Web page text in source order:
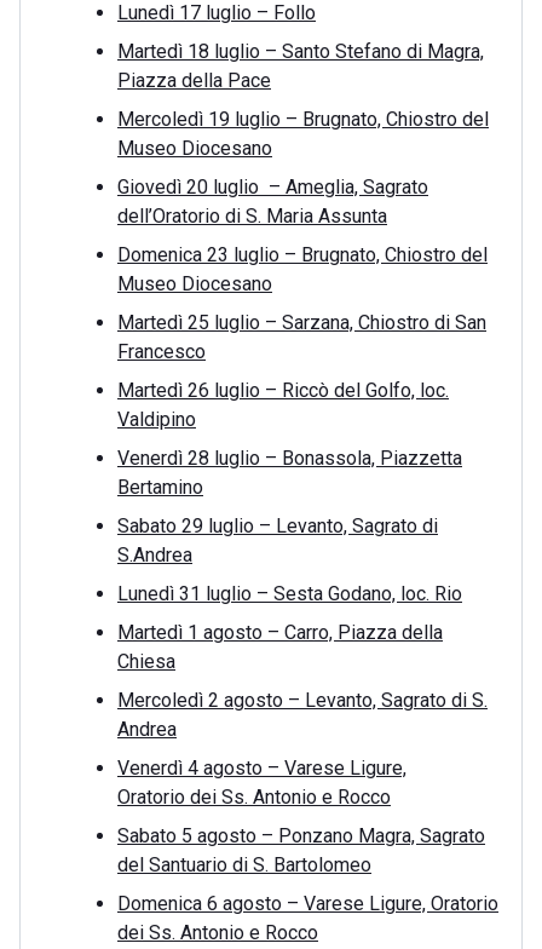
Lunedì 17 luglio – Follo
Martedì 18 luglio – Santo Stefano di Magra,
Piazza della Pace
Mercoledì 19 luglio – Brugnato, Chiostro del
Museo Diocesano
Giovedì 20 luglio – Ameglia, Sagrato
dell’Oratorio di S. Maria Assunta
Domenica 23 luglio – Brugnato, Chiostro del
Museo Diocesano
Martedì 25 luglio – Sarzana, Chiostro di San
Francesco
Martedì 26 luglio – Riccò del Golfo, loc.
Valdipino
Venerdì 28 luglio – Bonassola, Piazzetta
Bertamino
Sabato 29 luglio – Levanto, Sagrato di
S.Andrea
Lunedì 31 luglio – Sesta Godano, loc. Rio
Martedì 1 agosto – Carro, Piazza della
Chiesa
Mercoledì 2 agosto – Levanto, Sagrato di S.
Andrea
Venerdì 4 agosto – Varese Ligure,
Oratorio dei Ss. Antonio e Rocco
Sabato 5 agosto – Ponzano Magra, Sagrato
del Santuario di S. Bartolomeo
Domenica 6 agosto – Varese Ligure, Oratorio
dei Ss. Antonio e Rocco